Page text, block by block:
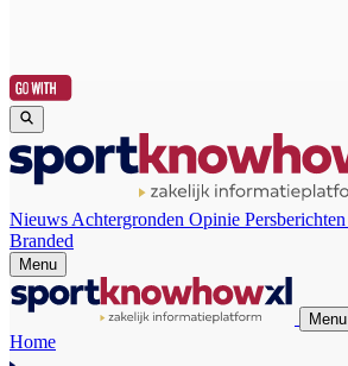
Nieuws Achtergronden Opinie Persberichten
Branded
Menu
Menu
Home